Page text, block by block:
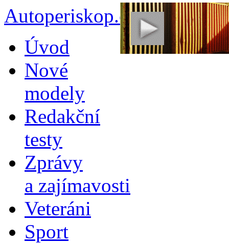
Autoperiskop.cz –
obsahu
webu
Úvod
Nové
modely
Redakční
testy
Zprávy
a zajímavosti
Veteráni
Sport